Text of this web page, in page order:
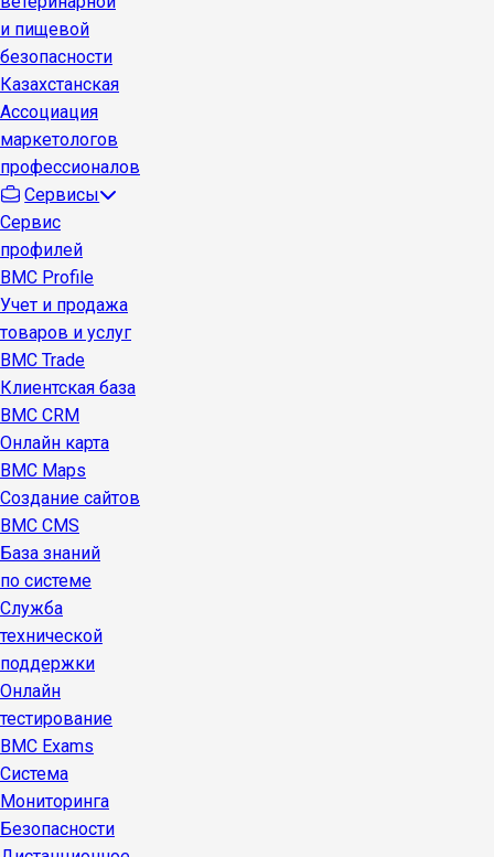
и пищевой
безопасности
Казахстанская
Ассоциация
маркетологов
профессионалов
Сервисы
Сервис
профилей
BMC Profile
Учет и продажа
товаров и услуг
BMC Trade
Клиентская база
BMC CRM
Онлайн карта
BMC Maps
Создание сайтов
BMC CMS
База знаний
по системе
Служба
технической
поддержки
Онлайн
тестирование
BMC Exams
Система
Мониторинга
Безопасности